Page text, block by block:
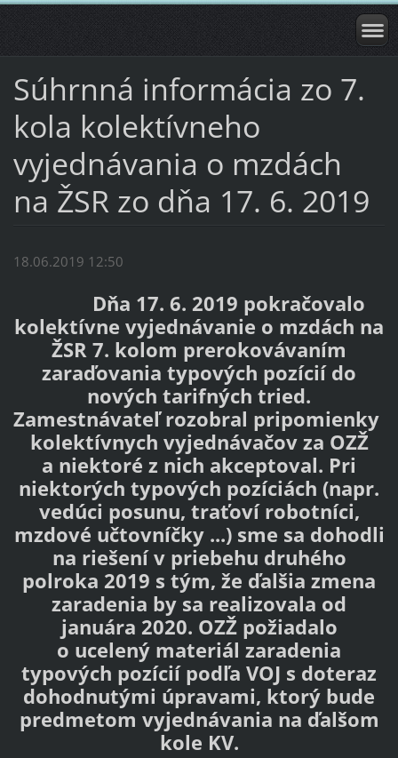
Súhrnná informácia zo 7.
kola kolektívneho
vyjednávania o mzdách
na ŽSR zo dňa 17. 6. 2019
18.06.2019 12:50
Dňa 17. 6. 2019 pokračovalo
kolektívne vyjednávanie o mzdách na
ŽSR 7. kolom prerokovávaním
zaraďovania typových pozícií do
nových tarifných tried.
Zamestnávateľ rozobral pripomienky
kolektívnych vyjednávačov za OZŽ
a niektoré z nich akceptoval. Pri
niektorých typových pozíciách (napr.
vedúci posunu, traťoví robotníci,
mzdové učtovníčky ...) sme sa dohodli
na riešení v priebehu druhého
polroka 2019 s tým, že ďalšia zmena
zaradenia by sa realizovala od
januára 2020. OZŽ požiadalo
o ucelený materiál zaradenia
typových pozícií podľa VOJ s doteraz
dohodnutými úpravami, ktorý bude
predmetom vyjednávania na ďalšom
kole KV.